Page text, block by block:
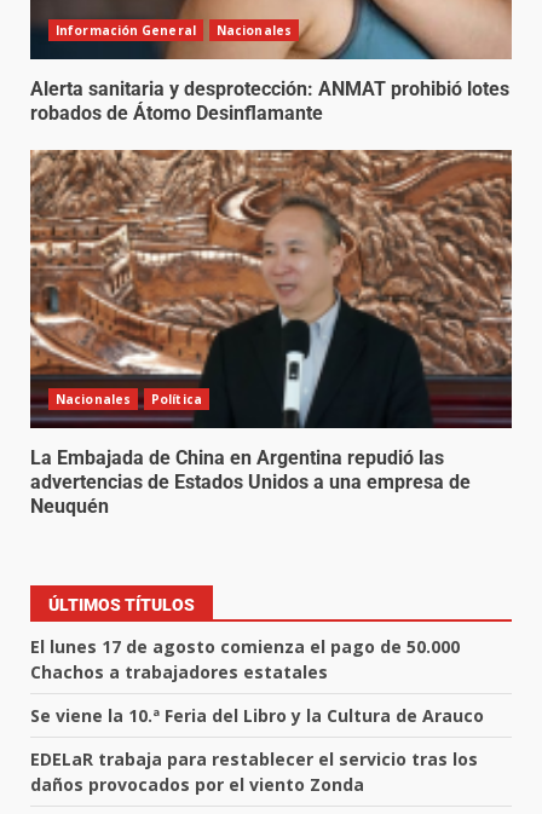
Información General Nacionales
Alerta sanitaria y desprotección: ANMAT prohibió lotes
robados de Átomo Desinflamante
Nacionales Política
La Embajada de China en Argentina repudió las
advertencias de Estados Unidos a una empresa de
Neuquén
ÚLTIMOS TÍTULOS
El lunes 17 de agosto comienza el pago de 50.000
Chachos a trabajadores estatales
Se viene la 10.ª Feria del Libro y la Cultura de Arauco
EDELaR trabaja para restablecer el servicio tras los
daños provocados por el viento Zonda